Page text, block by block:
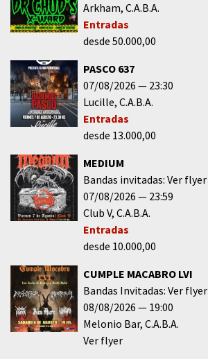
Arkham C.A.B.A.
Entradas
desde 50.000,00
PASCO 637
07/08/2026
23:30
Lucille C.A.B.A.
Entradas
desde 13.000,00
MEDIUM
Bandas invitadas: Ver flyer
07/08/2026
23:59
Club V C.A.B.A.
Entradas
desde 10.000,00
CUMPLE MACABRO LVI
Bandas Invitadas: Ver flyer
08/08/2026
19:00
Melonio Bar C.A.B.A.
Ver flyer